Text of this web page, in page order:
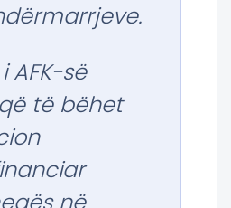
AFK-së
të bëhet